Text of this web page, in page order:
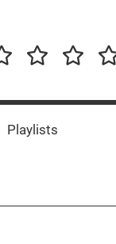
InterviewsPlaylists
Playlists